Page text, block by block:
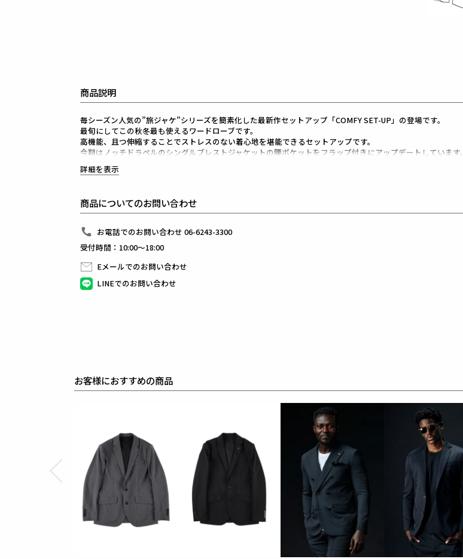
商品説明
毎シーズン人気の”旅ジャケ”シリーズを簡素化した最新作セットアップ「COMFY SET-UP」の登場です。
最旬にしてこの秋冬最も使えるワードローブです。
高機能、且つ伸縮することでストレスのない着心地を堪能できるセットアップです。
今期はノッチドラペルのシングルブレストジャケットの腰ポケットをフラップ付きにアップデートしています。
1PIU1UGUALE3が得意とするシャープで美しいシルエットに加え、
高機能ストレッチ素材と3Dパターン＆立体裁断により
組下のパンツはテーパードの美しいシルエットと
ピンタックを入れたフロントのセンタークリースが特徴的で、
裾始末はクラシックなダブル仕立て。
インナーはシャツに限らず、ニットやカットソーと合わせても品格を保つことができ、
快適性とドレス性を兼ね備えシーンを選ばない万能セットアップに仕上げています。
生産国：日本
ウールのドレス感とストレッチの快適さを実感できる素材です。
詳細を表示
商品についてのお問い合わせ
お電話でのお問い合わせ 06-6243-3300
受付時間：10:00～18:00
Eメールでのお問い合わせ
LINEでのお問い合わせ